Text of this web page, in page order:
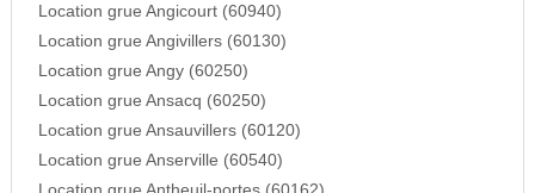
Location grue Angicourt (60940)
Location grue Angivillers (60130)
Location grue Angy (60250)
Location grue Ansacq (60250)
Location grue Ansauvillers (60120)
Location grue Anserville (60540)